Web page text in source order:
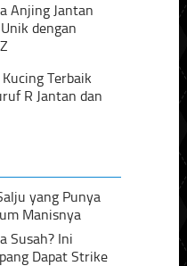
Anjing Jantan
dengan
Terbaik
R Jantan dan
yang Punya
Manisnya
Susah? Ini
Dapat Strike